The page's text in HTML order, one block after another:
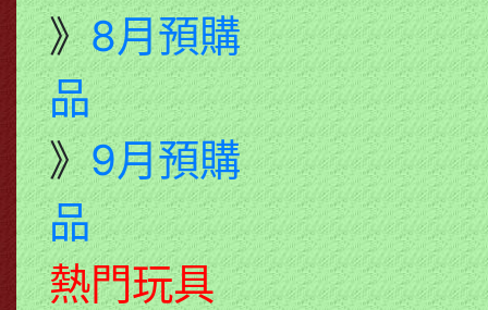
》8月預購
品
》9月預購
品
熱門玩具